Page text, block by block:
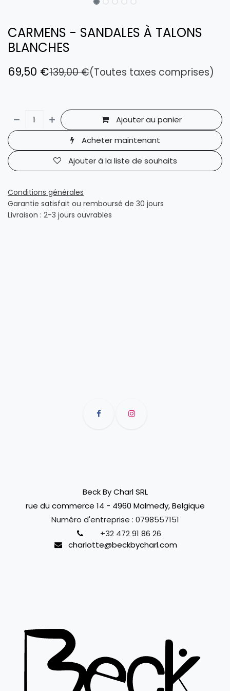
CARMENS - SANDALES À TALONS
BLANCHES
69,50 €139,00€(Toutes taxes comprises)
Ajouter au panier
Acheter maintenant
Ajouter à la liste de souhaits
Conditions générales
Garantie satisfait ou remboursé de 30 jours
Livraison : 2-3 jours ouvrables
Beck By Charl SRL
rue du commerce 14 - 4960 Malmedy, Belgique
Numéro d'entreprise : 0798557151
+32 472 91 86 26
charlotte@beckbycharl.com